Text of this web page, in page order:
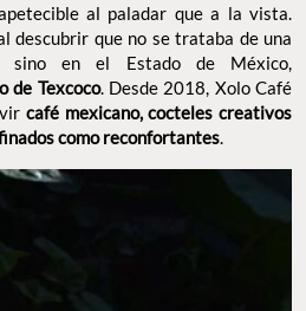
al paladar que a la vista.
descubrir que no se trataba de una
sino en el Estado de México,
de Texcoco. Desde 2018, Xolo Café
café mexicano, cocteles creativos
como reconfortantes